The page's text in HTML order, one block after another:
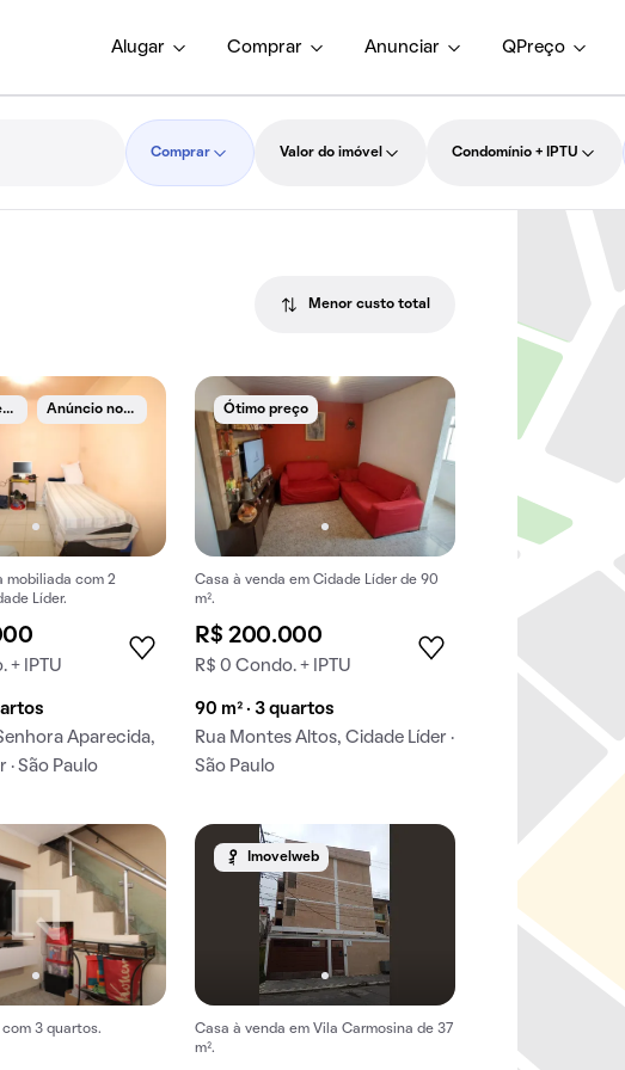
Alugar Comprar Anunciar QPreço
Comprar Valor do imóvel Condomínio + IPTU
Menor custo total
Ó
timo preço A
núncio novo
mobiliada com 2
Líder.
+ IPTU
Aparecida,
· São Paulo
Ótimo preço
Casa à venda em Cidade Líder de 90
m².
R$ 200.000
R$ 0 Condo. + IPTU
90 m² · 3 quartos
Rua Montes Altos, Cidade Líder ·
São Paulo
3 quartos.
Imovelweb
Casa à venda em Vila Carmosina de 37
m².